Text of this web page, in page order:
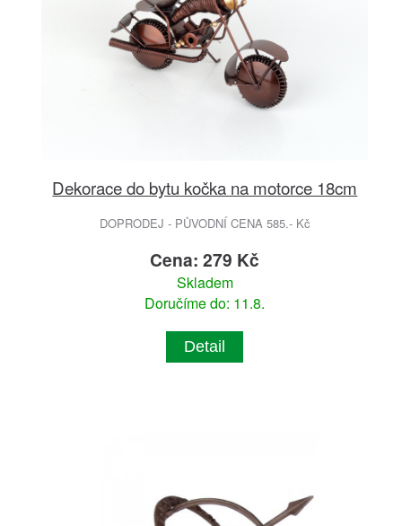
Dekorace do bytu kočka na motorce 18cm
DOPRODEJ - PŮVODNÍ CENA 585.- Kč
Cena: 279 Kč
Skladem
Doručíme do: 11.8.
Detail